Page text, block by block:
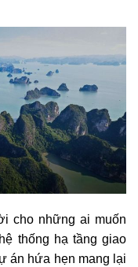
cho những ai muốn
thống hạ tầng giao
án hứa hẹn mang lại